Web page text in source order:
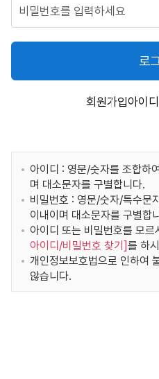
로
회원가입아이
아이디 : 영문/숫자를 조합하
며 대소문자를 구별합니다.
비밀번호 : 영문/숫자/특수문
이내이며 대소문자를 구별합
아이디 또는 비밀번호를 모르
아이디/비밀번호 찾기 ]를 하
개인정보보호법으로 인하여
않습니다.